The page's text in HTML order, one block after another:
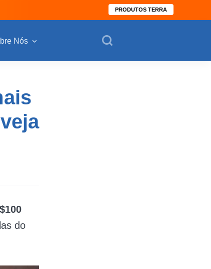
PRODUTOS TERRA
Nós
do